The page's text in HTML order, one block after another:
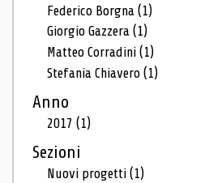
Federico Borgna(1)
Giorgio Gazzera(1)
Matteo Corradini(1)
Stefania Chiavero(1)
Anno
2017(1)
Sezioni
Nuovi progetti(1)